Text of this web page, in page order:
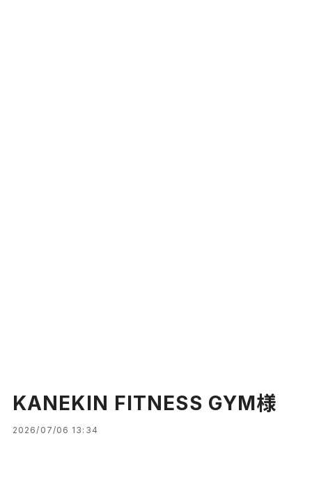
KANEKIN FITNESS GYM様
2026/07/06 13:34